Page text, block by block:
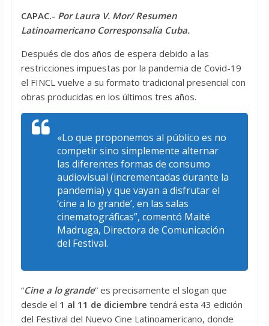
CAPAC.- Por Laura V. Mor/ Resumen
Latinoamericano Corresponsalía Cuba.
Después de dos años de espera debido a las
restricciones impuestas por la pandemia de Covid-19
el FINCL vuelve a su formato tradicional presencial con
obras producidas en los últimos tres años.
«Lo que proponemos al público es no
competir sino simplemente alternar
las diferentes formas de consumo
audiovisual (incrementadas durante la
pandemia) y que vayan a disfrutar el
‘cine a lo grande’, en las salas
cinematográficas”, comentó Maité
Madruga, Directora de Comunicación
del Festival.
“Cine a lo grande” es precisamente el slogan que
desde el 1 al 11 de diciembre tendrá esta 43 edición
del Festival del Nuevo Cine Latinoamericano, donde